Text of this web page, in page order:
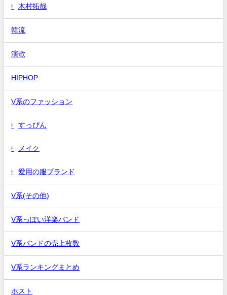
木村拓哉
韓流
演歌
HIPHOP
V系のファッション
すっぴん
メイク
愛用の服ブランド
V系(その他)
V系っぽい洋楽バンド
V系バンドの売上枚数
V系ランキングまとめ
ホスト